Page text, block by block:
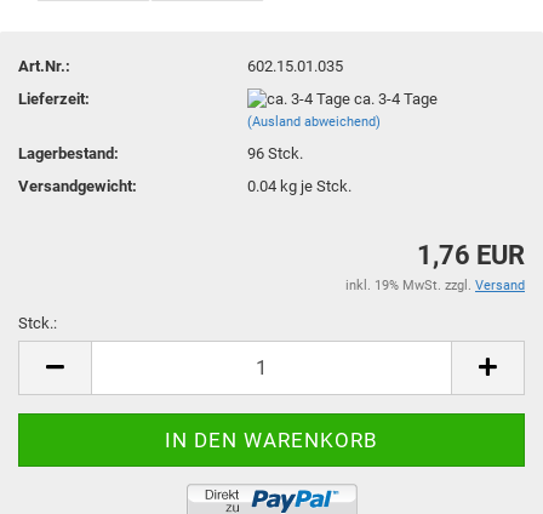
Art.Nr.:
602.15.01.035
Lieferzeit:
ca. 3-4 Tage
(Ausland abweichend)
Lagerbestand: 96Stck.
Versandgewicht:
0.04 kg je Stck.
1,76 EUR
inkl. 19% MwSt. zzgl. Versand
Stck.: